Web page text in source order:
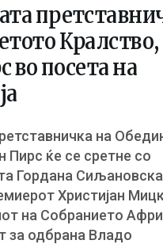
Кралство,
во посета на
на
Пирс ќе се сретне со
Гордана Сиљановска
Христијан
на Собранието
за одбрана Владо